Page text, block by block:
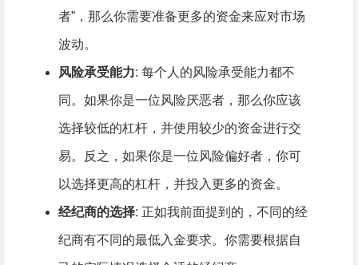
者”，那么你需要准备更多的资金来应对市场
波动。
风险承受能力: 每个人的风险承受能力都不
同。如果你是一位风险厌恶者，那么你应该
选择较低的杠杆，并使用较少的资金进行交
易。反之，如果你是一位风险偏好者，你可
以选择更高的杠杆，并投入更多的资金。
经纪商的选择: 正如我前面提到的，不同的经
纪商有不同的最低入金要求。你需要根据自